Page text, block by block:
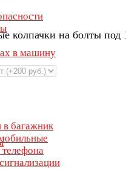
в машину
в багажник
колпачки на болты под